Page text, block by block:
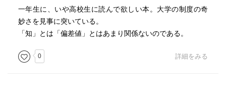
一年生に、いや高校生に読んで欲しい本。大学の制度の奇
妙さを見事に突いている。
「知」とは「偏差値」とはあまり関係ないのである。
0 詳細をみる